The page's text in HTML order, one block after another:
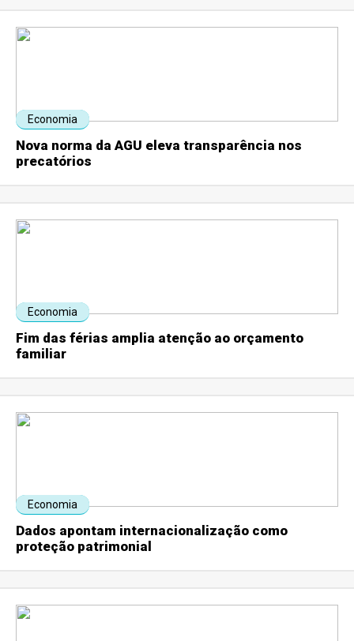
Economia
Nova norma da AGU eleva transparência nos
precatórios
Economia
Fim das férias amplia atenção ao orçamento
familiar
Economia
Dados apontam internacionalização como
proteção patrimonial